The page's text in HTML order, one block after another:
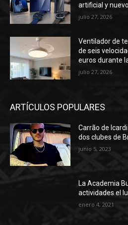
artificial y
julio 27, 2026
Ventilador de
de seis
euros durante
julio 27, 2026
ARTÍCULOS POPULARES
Carrão de
dos clubes de
junio 5, 2023
La Academia
actividades el
enero 4, 2021